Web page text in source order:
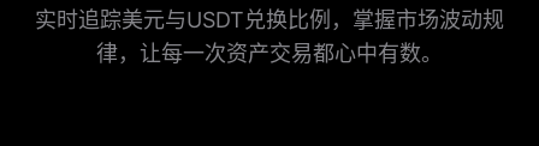
实时追踪美元与USDT兑换比例，掌握市场波动规
律，让每一次资产交易都心中有数。